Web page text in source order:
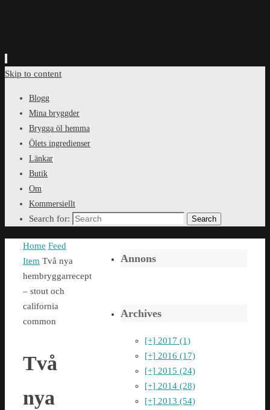
Skip to content
Blogg
Mina bryggder
Brygga öl hemma
Ölets ingredienser
Länkar
Butik
Om
Kommersiellt
Search for: Search
Home Feed
Item Två nya
hembryggarrecept
– stout och
california
common
Två
nya
Annons
Archives
[+] 2017 (1)
[+] 2016 (17)
[+] 2015 (24)
[+] 2014 (28)
[+] 2013 (54)